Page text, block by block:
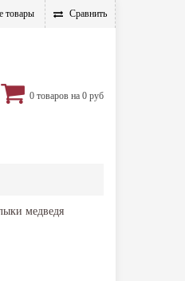
товары Сравнить
0 товаров на 0 руб
медведя